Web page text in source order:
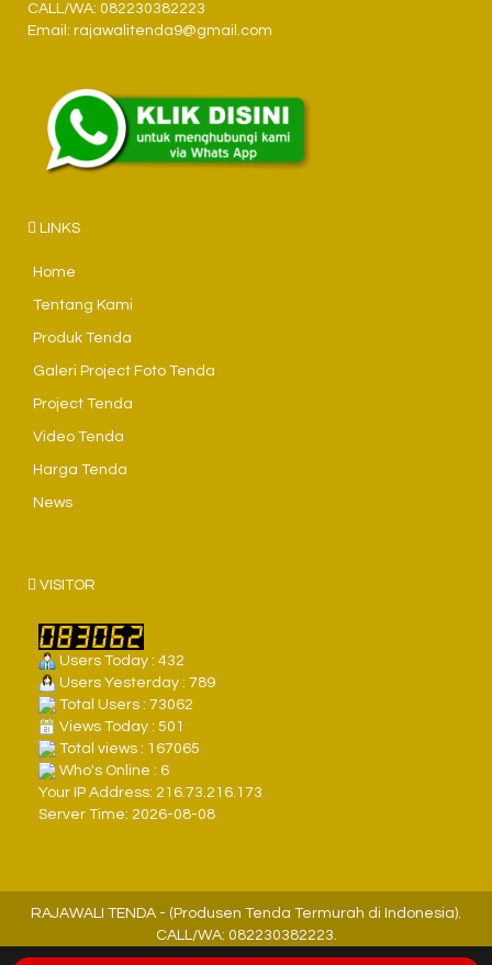
CALL/WA: 082230382223
Email: rajawalitenda9@gmail.com
LINKS
Home
Tentang Kami
Produk Tenda
Galeri Project Foto Tenda
Project Tenda
Video Tenda
Harga Tenda
News
VISITOR
Users Today : 432
Users Yesterday : 789
Total Users : 73062
Views Today : 501
Total views : 167065
Who's Online : 6
Your IP Address: 216.73.216.173
Server Time: 2026-08-08
RAJAWALI TENDA - (Produsen Tenda Termurah di Indonesia).
CALL/WA: 082230382223.